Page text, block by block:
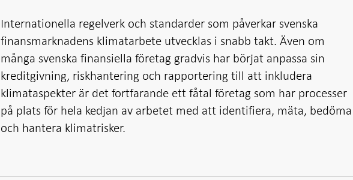
Internationella regelverk och standarder som påverkar svenska
finansmarknadens klimatarbete utvecklas i snabb takt. Även om
många svenska finansiella företag gradvis har börjat anpassa sin
kreditgivning, riskhantering och rapportering till att inkludera
klimataspekter är det fortfarande ett fåtal företag som har processer
på plats för hela kedjan av arbetet med att identifiera, mäta, bedöma
och hantera klimatrisker.